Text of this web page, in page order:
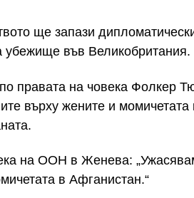
ще запази
във Великобритания.
правата на човека Фолкер
върху жените и момичетата
на ООН в Женева:
в Афганистан.“